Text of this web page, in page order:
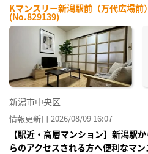
Kマンスリー新潟駅前（万代広場前
(No.829139)
新潟市中央区
情報更新日 2026/08/09 16:07
【駅近・高層マンション】新潟
らのアクセスされる方へ便利なマン